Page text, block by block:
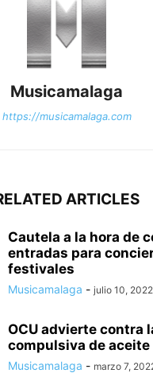
Musicamalaga
https://musicamalaga.com
ARTICLES
Cautela a la hora de
entradas para
festivales
Musicamalaga - julio 10, 2022
OCU advierte contra
compulsiva de aceite
Musicamalaga - marzo 7,